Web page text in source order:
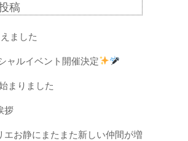
稿
ました
ャルイベント開催決定
まりました
拶
エお静にまたまた新しい仲間が増